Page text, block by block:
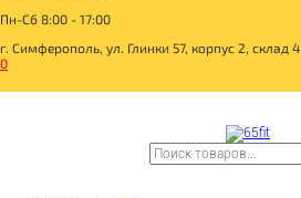
Пн-Сб 8:00 - 17:00
г. Симферополь, ул. Глинки 57, корпус 2, склад 4
0